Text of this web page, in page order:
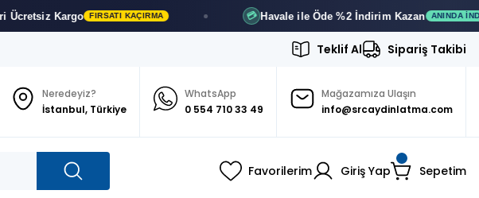
FIRSATI KAÇIRMA 💳 Havale ile Öde%2 İndirimKazan ANINDA İNDIRIM
Teklif Al Sipariş Takibi
Neredeyiz?
İstanbul, Türkiye
WhatsApp
0 554 710 33 49
Mağazamıza Ulaşın
info@srcaydinlatma.com
Favorilerim Giriş Yap Sepetim